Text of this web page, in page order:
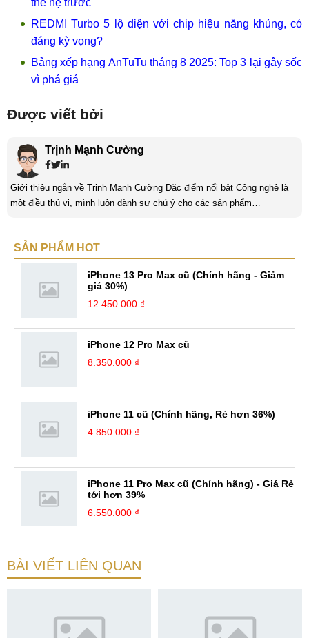
thế hệ trước
REDMI Turbo 5 lộ diện với chip hiệu năng khủng, có
đáng kỳ vọng?
Bảng xếp hạng AnTuTu tháng 8 2025: Top 3 lại gây sốc
vì phá giá
Được viết bởi
Trịnh Mạnh Cường
Giới thiệu ngắn về Trịnh Mạnh Cường Đặc điểm nổi bật Công nghệ là
một điều thú vị, mình luôn dành sự chú ý cho các sản phẩm
hiểu biết mới mẻ và thú vị. Tinh thần tự giác và sự chuyên nghiệp là
SẢN PHẨM HOT
iPhone 13 Pro Max cũ (Chính hãng - Giảm
giá 30%)
12.450.000 ₫
iPhone 12 Pro Max cũ
8.350.000 ₫
iPhone 11 cũ (Chính hãng, Rẻ hơn 36%)
4.850.000 ₫
iPhone 11 Pro Max cũ (Chính hãng) - Giá Rẻ
tới hơn 39%
6.550.000 ₫
BÀI VIẾT LIÊN QUAN